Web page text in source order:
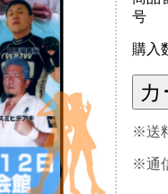
号
購入
※送
※通